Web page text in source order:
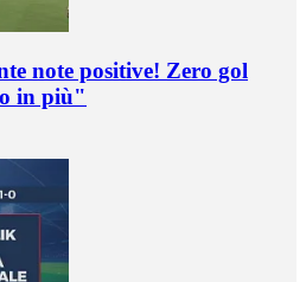
note positive! Zero gol
in più"